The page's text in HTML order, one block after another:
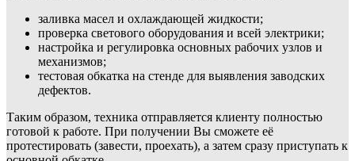
заливка масел и охлаждающей жидкости;
проверка светового оборудования и всей электрики;
настройка и регулировка основных рабочих узлов и
механизмов;
тестовая обкатка на стенде для выявления заводских
дефектов.
Таким образом, техника отправляется клиенту полностью
готовой к работе. При получении Вы сможете её
протестировать (завести, проехать), а затем сразу приступать к